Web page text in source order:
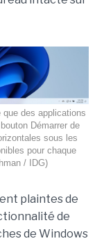
que des applications
Démarrer de
sous les
pour chaque
/ IDG)
plaintes de
de
de Windows